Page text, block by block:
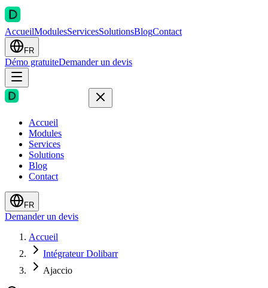
AccueilModulesServicesSolutionsBlogContact
FR
Démo gratuiteDemander un devis
Accueil
Modules
Services
Solutions
Blog
Contact
FR
Demander un devis
Accueil
Intégrateur Dolibarr
Ajaccio